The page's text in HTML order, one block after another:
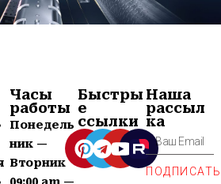
Часы
работы
Понедель
ник —
Вторник
Быстры
е
ссылки
Наша
рассыл
ка